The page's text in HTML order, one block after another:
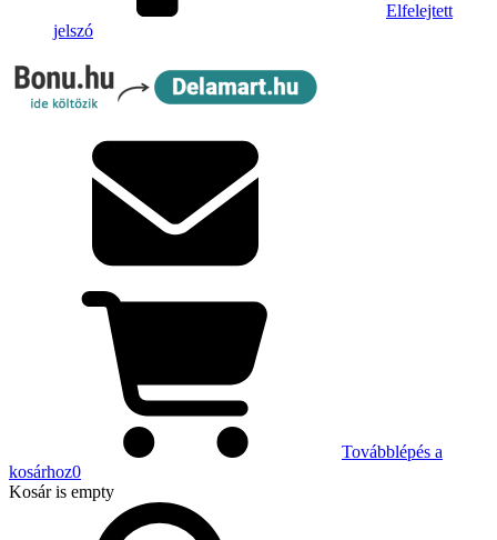
Elfelejtett
jelszó
Továbblépés a
kosárhoz0
Kosáris empty